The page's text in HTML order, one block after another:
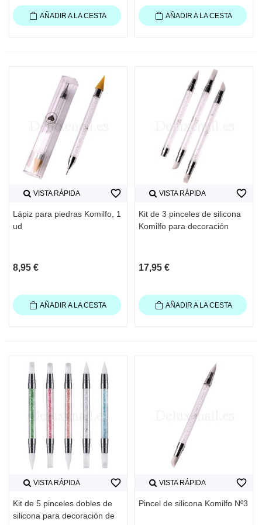
AÑADIR A LA CESTA AÑADIR A LA CESTA
VISTA RÁPIDA
Lápiz para piedras Komilfo, 1
ud
8,95 €
favorite_border
AÑADIR A LA CESTA
VISTA RÁPIDA
Kit de 3 pinceles de silicona
Komilfo para decoración
17,95 €
favorite_border
AÑADIR A LA CESTA
VISTA RÁPIDA
Kit de 5 pinceles dobles de
silicona para decoración de
favorite_border VISTA RÁPIDA
Pincel de silicona Komilfo Nº3
favorite_border